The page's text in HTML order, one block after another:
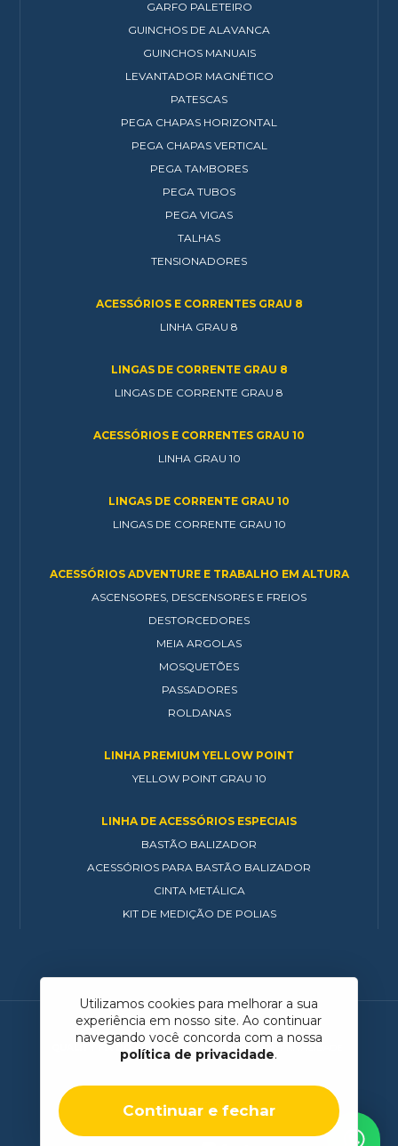
GARFO PALETEIRO
GUINCHOS DE ALAVANCA
GUINCHOS MANUAIS
LEVANTADOR MAGNÉTICO
PATESCAS
PEGA CHAPAS HORIZONTAL
PEGA CHAPAS VERTICAL
PEGA TAMBORES
PEGA TUBOS
PEGA VIGAS
TALHAS
TENSIONADORES
ACESSÓRIOS E CORRENTES GRAU 8
LINHA GRAU 8
LINGAS DE CORRENTE GRAU 8
LINGAS DE CORRENTE GRAU 8
ACESSÓRIOS E CORRENTES GRAU 10
LINHA GRAU 10
LINGAS DE CORRENTE GRAU 10
LINGAS DE CORRENTE GRAU 10
ACESSÓRIOS ADVENTURE E TRABALHO EM ALTURA
ASCENSORES, DESCENSORES E FREIOS
DESTORCEDORES
MEIA ARGOLAS
MOSQUETÕES
PASSADORES
ROLDANAS
LINHA PREMIUM YELLOW POINT
YELLOW POINT GRAU 10
LINHA DE ACESSÓRIOS ESPECIAIS
BASTÃO BALIZADOR
ACESSÓRIOS PARA BASTÃO BALIZADOR
CINTA METÁLICA
KIT DE MEDIÇÃO DE POLIAS
QUALITY FIX DO BRASIL © 2026 POLÍTICA DE PRIVACIDADE
TRABALHE CONOSCO
Utilizamos cookies para melhorar a sua
experiência em nosso site. Ao continuar
navegando você concorda com a nossa
política de privacidade.
Continuar e fechar